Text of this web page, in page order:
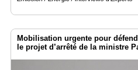
Mobilisation urgente pour
le projet d’arrêté de la ministre